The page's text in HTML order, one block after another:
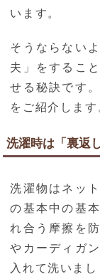
います。
そうならない
夫」をするこ
せる秘訣です
をご紹介します
洗濯時は「裏返
洗濯物はネッ
の基本中の基
れ合う摩擦を
やカーディガ
入れて洗いまし